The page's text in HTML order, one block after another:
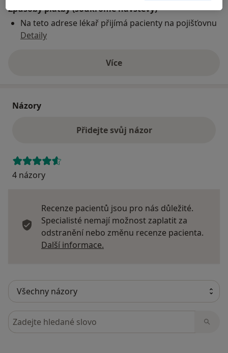
Způsoby platby (soukromé návštěvy)
Na teto adrese lékař přijímá pacienty na pojišťovnu
Detaily
Víceo adrese
Názory
Přidejte svůj názor
4 názory
Recenze pacientů jsou pro nás důležité.
Specialisté nemají možnost zaplatit za
odstranění nebo změnu recenze pacienta.
Další informace.
Hledejte v názorech